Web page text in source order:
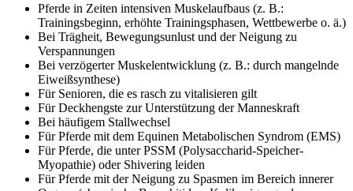
Pferde in Zeiten intensiven Muskelaufbaus (z. B.:
Trainingsbeginn, erhöhte Trainingsphasen, Wettbewerbe o. ä.)
Bei Trägheit, Bewegungsunlust und der Neigung zu
Verspannungen
Bei verzögerter Muskelentwicklung (z. B.: durch mangelnde
Eiweißsynthese)
Für Senioren, die es rasch zu vitalisieren gilt
Für Deckhengste zur Unterstützung der Manneskraft
Bei häufigem Stallwechsel
Für Pferde mit dem Equinen Metabolischen Syndrom (EMS)
Für Pferde, die unter PSSM (Polysaccharid-Speicher-
Myopathie) oder Shivering leiden
Für Pferde mit der Neigung zu Spasmen im Bereich innerer